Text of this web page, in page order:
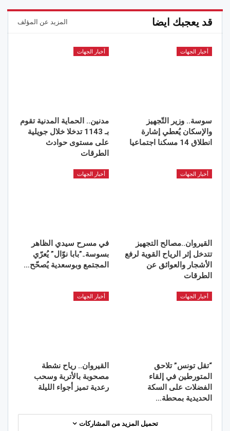
قد يعجبك ايضا المزيد عن المؤلف
أخبار الجهات
سوسة.. وزير التّجهيز
والإسكان يُعطي إشارة
انطلاق 14 مسكنا اجتماعيا
أخبار الجهات
مدنين.. الحماية المدنية تقوم
بـ 1143 تدخلا خلال جويلية
على مستوى حوادث
الطرقات
أخبار الجهات
القيروان..مصالح التجهيز
تتدخل إثر الرياح القوية لرفع
الأشجار والعوائق عن
الطرقات
أخبار الجهات
في مسرح سيدي الظاهر
بسوسة..”بابا نوّال” يُعرّي
المجتمع وبوسعدية يُصحّح…
أخبار الجهات
“تقل تونس” تلاحق
المتورطين في إلقاء
الفضلات على السكة
الحديدية بمحطة…
أخبار الجهات
القيروان.. رياح نشطة
مصحوبة بالأتربة وسحب
رعدية تميز أجواء الليلة
تحميل المزيد من المشاركات